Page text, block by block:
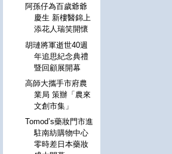
阿孫仔為百歲爺爺
慶生 新樓醫錦上
添花人瑞笑開懷
胡璉將軍逝世40週
年追思紀念典禮
暨回顧展開幕
高師大攜手市府農
業局 策辦「農來
文創市集」
Tomod’s藥妝門市進
駐南紡購物中心
零時差日本藥妝